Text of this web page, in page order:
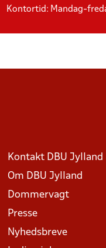
Kontortid: Mandag-
Kontakt DBU Jylland
Om DBU Jylland
Dommervagt
Presse
Nyhedsbreve